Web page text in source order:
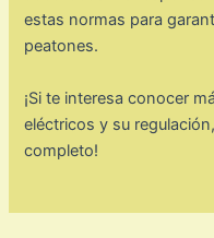
estas normas para
peatones.
¡Si te interesa conocer
eléctricos y su
completo!